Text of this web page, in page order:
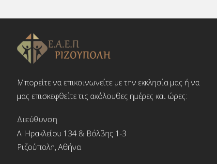
Μπορείτε να επικοινωνείτε με την εκκλησία μας ή να
μας επισκεφθείτε τις ακόλουθες ημέρες και ώρες:
Διεύθυνση
Λ. Ηρακλείου 134 & Βόλβης 1-3
Ριζούπολη, Αθήνα